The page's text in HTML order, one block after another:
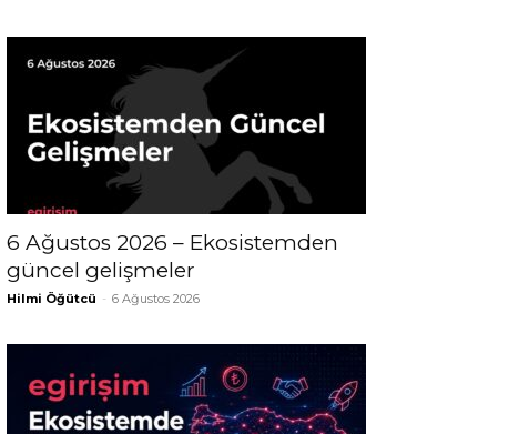
6 Ağustos 2026 – Ekosistemden
güncel gelişmeler
Hilmi Öğütcü - 6 Ağustos 2026